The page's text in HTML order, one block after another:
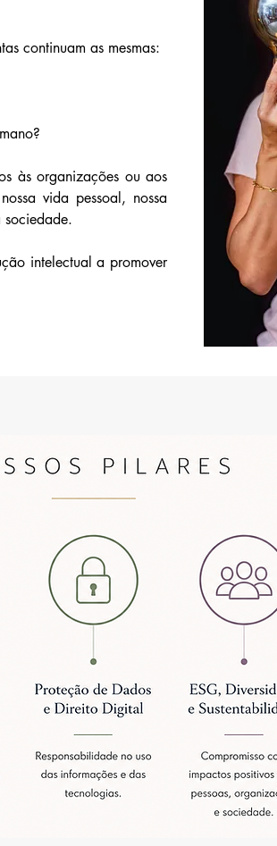
continuam as mesmas:
às organizações ou aos
vida pessoal, nossa
sociedade.
intelectual a promover